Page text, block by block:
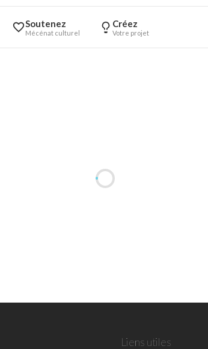
Soutenez
Mécénat culturel
Créez
Votre projet
Liens utiles